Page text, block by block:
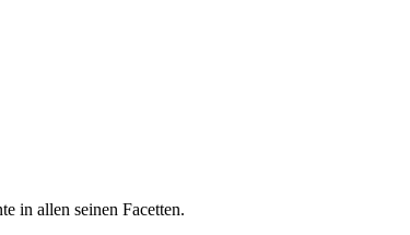
in allen seinen Facetten.